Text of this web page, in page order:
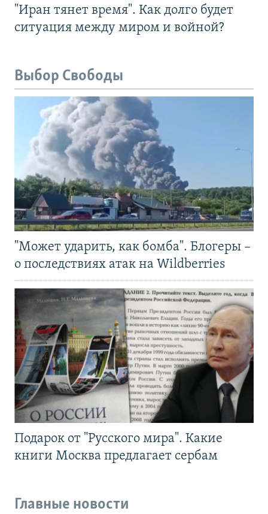
"Иран тянет время". Как долго будет
ситуация между миром и войной?
Выбор Свободы
"Может ударить, как бомба". Блогеры –
о последствиях атак на Wildberries
Подарок от "Русского мира". Какие
книги Москва предлагает сербам
Главные новости